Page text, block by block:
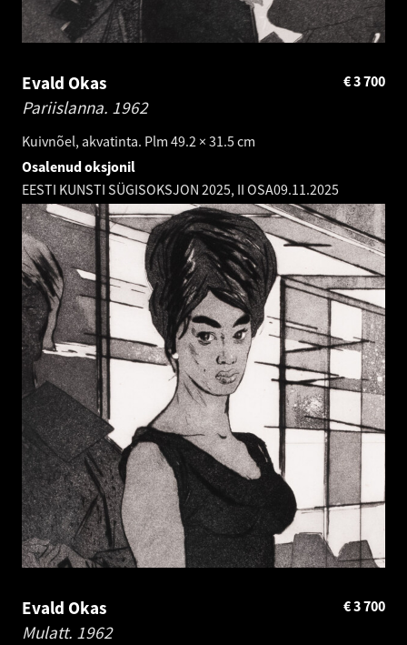
Evald Okas
Pariislanna. 1962
Kuivnõel, akvatinta. Plm 49.2 × 31.5 cm
3 700
€
Osalenud oksjonil
EESTI KUNSTI SÜGISOKSJON 2025, II OSA09.11.2025
Evald Okas
Mulatt. 1962
3 700
€